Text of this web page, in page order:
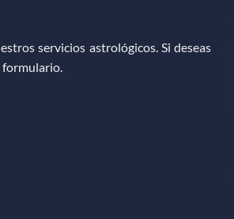
servicios astrológicos. Si deseas
formulario.